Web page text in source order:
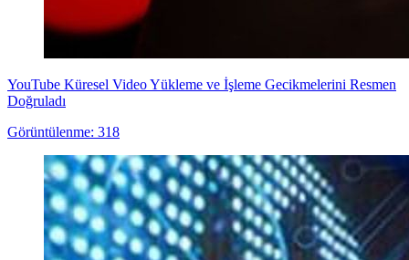
YouTube Küresel Video Yükleme ve İşleme Gecikmelerini Resmen
Doğruladı
Görüntülenme: 318